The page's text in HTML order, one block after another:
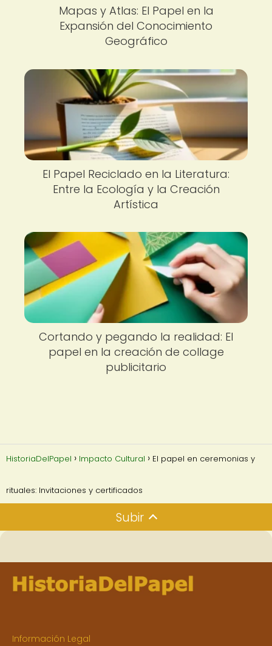
Mapas y Atlas: El Papel en la
Expansión del Conocimiento
Geográfico
El Papel Reciclado en la Literatura:
Entre la Ecología y la Creación
Artística
Cortando y pegando la realidad: El
papel en la creación de collage
publicitario
HistoriaDelPapel Impacto Cultural El papel en ceremonias y
rituales: Invitaciones y certificados
Subir
Información Legal